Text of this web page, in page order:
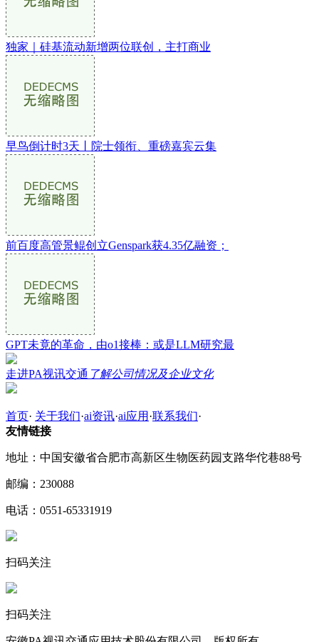
独家｜硅基流动新增两位联创，主打商业
早鸟倒计时3天丨院士领衔、重磅嘉宾云集
前百度高管景鲲创立Genspark获4.35亿融资；
GPT未竟的革命，由o1接棒：或是LLM研究最
走进PA视讯交通 了解公司情况及企业文化
首页· 关于我们·ai资讯·ai应用 ·联系我们·
友情链接
地址：中国安徽省合肥市高新区生物医药园支路华佗巷88号
邮编：230088
电话：0551-65331919
扫码关注
扫码关注